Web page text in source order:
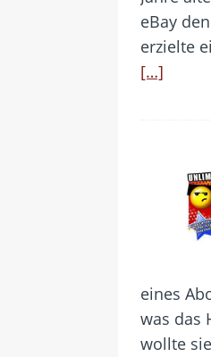
eBay
erzielte
[…]
eines
was das
wollte